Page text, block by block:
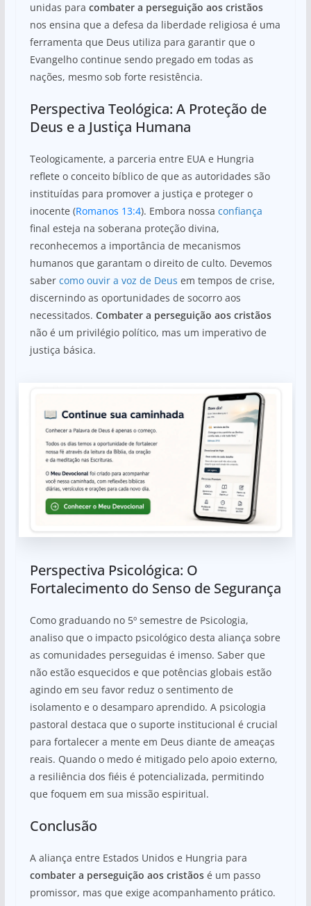
unidas para combater a perseguição aos cristãos
nos ensina que a defesa da liberdade religiosa é uma
ferramenta que Deus utiliza para garantir que o
Evangelho continue sendo pregado em todas as
nações, mesmo sob forte resistência.
Perspectiva Teológica: A Proteção de
Deus e a Justiça Humana
Teologicamente, a parceria entre EUA e Hungria
reflete o conceito bíblico de que as autoridades são
instituídas para promover a justiça e proteger o
inocente (Romanos 13:4). Embora nossa confiança
final esteja na soberana proteção divina,
reconhecemos a importância de mecanismos
humanos que garantam o direito de culto. Devemos
saber como ouvir a voz de Deus em tempos de crise,
discernindo as oportunidades de socorro aos
necessitados. Combater a perseguição aos cristãos
não é um privilégio político, mas um imperativo de
justiça básica.
Perspectiva Psicológica: O
Fortalecimento do Senso de Segurança
Como graduando no 5º semestre de Psicologia,
analiso que o impacto psicológico desta aliança sobre
as comunidades perseguidas é imenso. Saber que
não estão esquecidos e que potências globais estão
agindo em seu favor reduz o sentimento de
isolamento e o desamparo aprendido. A psicologia
pastoral destaca que o suporte institucional é crucial
para fortalecer a mente em Deus diante de ameaças
reais. Quando o medo é mitigado pelo apoio externo,
a resiliência dos fiéis é potencializada, permitindo
que foquem em sua missão espiritual.
Conclusão
A aliança entre Estados Unidos e Hungria para
combater a perseguição aos cristãosé um passo
promissor, mas que exige acompanhamento prático.